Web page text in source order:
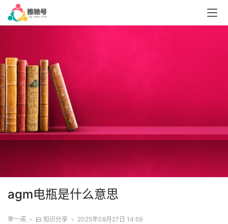
agm电瓶是什么意思
季一诺 • 知识分享 • 2025年08月27日 14:59